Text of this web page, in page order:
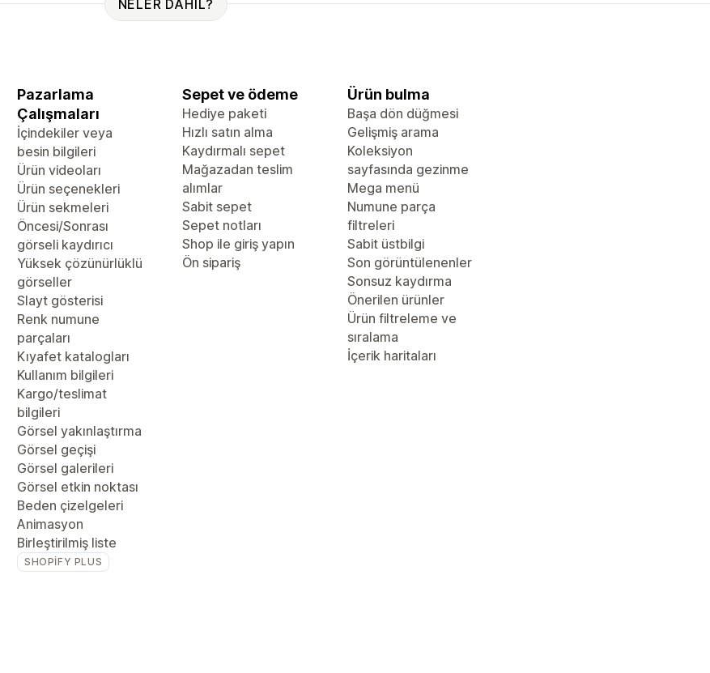
NELER DAHIL?
Pazarlama
Çalışmaları
İçindekiler veya
besin bilgileri
Ürün videoları
Ürün seçenekleri
Ürün sekmeleri
Öncesi/Sonrası
görseli kaydırıcı
Yüksek çözünürlüklü
görseller
Slayt gösterisi
Renk numune
parçaları
Kıyafet katalogları
Kullanım bilgileri
Kargo/teslimat
bilgileri
Görsel yakınlaştırma
Görsel geçişi
Görsel galerileri
Görsel etkin noktası
Beden çizelgeleri
Animasyon
Birleştirilmiş liste
SHOPIFY PLUS
Sepet ve ödeme
Hediye paketi
Hızlı satın alma
Kaydırmalı sepet
Mağazadan teslim
alımlar
Sabit sepet
Sepet notları
Shop ile giriş yapın
Ön sipariş
Ürün bulma
Başa dön düğmesi
Gelişmiş arama
Koleksiyon
sayfasında gezinme
Mega menü
Numune parça
filtreleri
Sabit üstbilgi
Son görüntülenenler
Sonsuz kaydırma
Önerilen ürünler
Ürün filtreleme ve
sıralama
İçerik haritaları